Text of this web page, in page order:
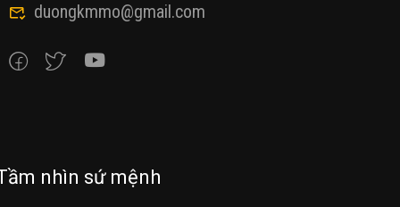
duongkmmo@gmail.com
nhìn sứ mệnh